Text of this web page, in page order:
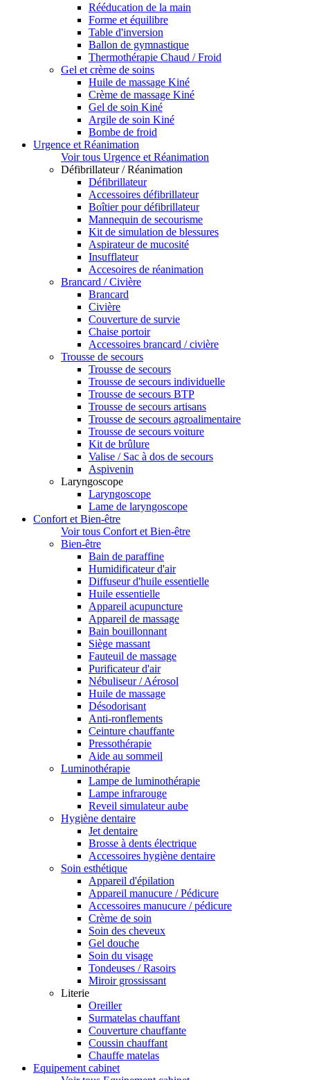
Rééducation de la main
Forme et équilibre
Table d'inversion
Ballon de gymnastique
Thermothérapie Chaud / Froid
Gel et crème de soins
Huile de massage Kiné
Crème de massage Kiné
Gel de soin Kiné
Argile de soin Kiné
Bombe de froid
Urgence et Réanimation
Voir tous Urgence et Réanimation
Défibrillateur / Réanimation
Défibrillateur
Accessoires défibrillateur
Boîtier pour défibrillateur
Mannequin de secourisme
Kit de simulation de blessures
Aspirateur de mucosité
Insufflateur
Accesoires de réanimation
Brancard / Civière
Brancard
Civière
Couverture de survie
Chaise portoir
Accessoires brancard / civière
Trousse de secours
Trousse de secours
Trousse de secours individuelle
Trousse de secours BTP
Trousse de secours artisans
Trousse de secours agroalimentaire
Trousse de secours voiture
Kit de brûlure
Valise / Sac à dos de secours
Aspivenin
Laryngoscope
Laryngoscope
Lame de laryngoscope
Confort et Bien-être
Voir tous Confort et Bien-être
Bien-être
Bain de paraffine
Humidificateur d'air
Diffuseur d'huile essentielle
Huile essentielle
Appareil acupuncture
Appareil de massage
Bain bouillonnant
Siège massant
Fauteuil de massage
Purificateur d'air
Nébuliseur / Aérosol
Huile de massage
Désodorisant
Anti-ronflements
Ceinture chauffante
Pressothérapie
Aide au sommeil
Luminothérapie
Lampe de luminothérapie
Lampe infrarouge
Reveil simulateur aube
Hygiène dentaire
Jet dentaire
Brosse à dents électrique
Accessoires hygiène dentaire
Soin esthétique
Appareil d'épilation
Appareil manucure / Pédicure
Accessoires manucure / pédicure
Crème de soin
Soin des cheveux
Gel douche
Soin du visage
Tondeuses / Rasoirs
Miroir grossissant
Literie
Oreiller
Surmatelas chauffant
Couverture chauffante
Coussin chauffant
Chauffe matelas
Equipement cabinet